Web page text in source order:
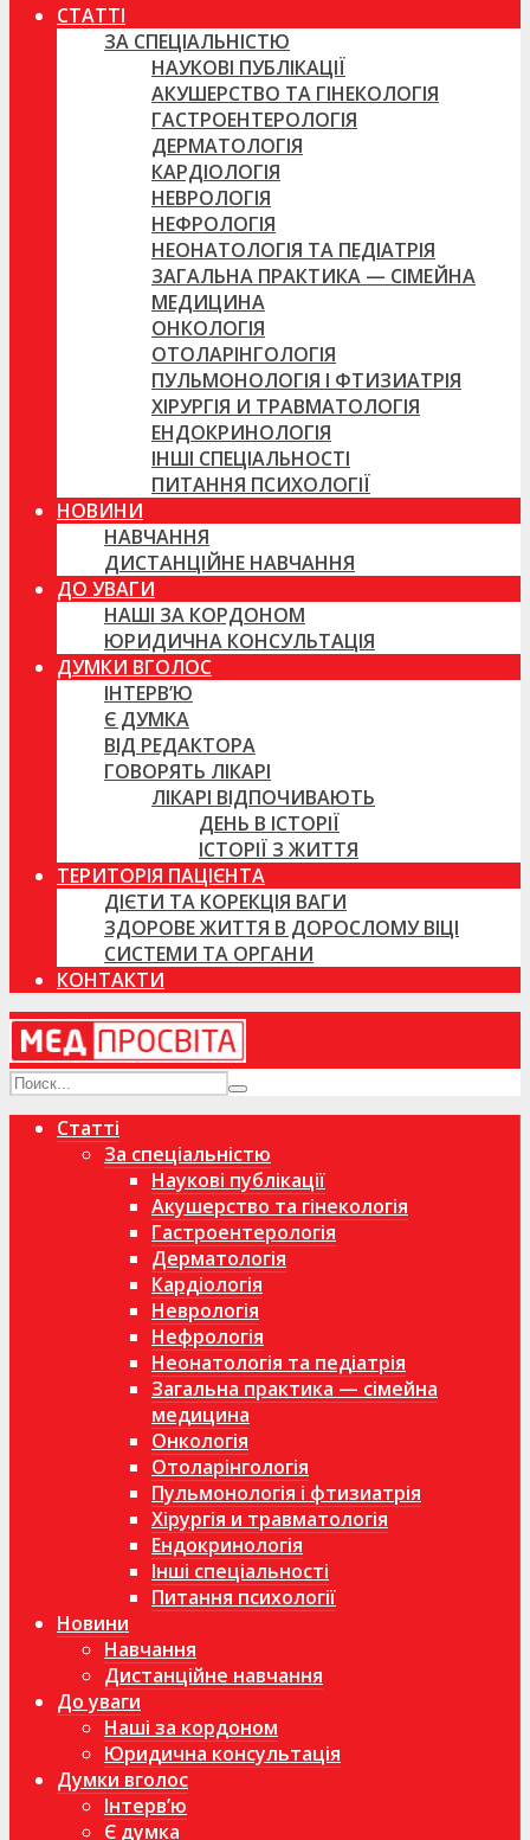
СТАТТІ
ЗА СПЕЦІАЛЬНІСТЮ
НАУКОВІ ПУБЛІКАЦІЇ
АКУШЕРСТВО ТА ГІНЕКОЛОГІЯ
ГАСТРОЕНТЕРОЛОГІЯ
ДЕРМАТОЛОГІЯ
КАРДІОЛОГІЯ
НЕВРОЛОГІЯ
НЕФРОЛОГІЯ
НЕОНАТОЛОГІЯ ТА ПЕДІАТРІЯ
ЗАГАЛЬНА ПРАКТИКА — СІМЕЙНА
МЕДИЦИНА
ОНКОЛОГІЯ
ОТОЛАРІНГОЛОГІЯ
ПУЛЬМОНОЛОГІЯ І ФТИЗИАТРІЯ
ХІРУРГІЯ И ТРАВМАТОЛОГІЯ
ЕНДОКРИНОЛОГІЯ
ІНШІ СПЕЦІАЛЬНОСТІ
ПИТАННЯ ПСИХОЛОГІЇ
НОВИНИ
НАВЧАННЯ
ДИСТАНЦІЙНЕ НАВЧАННЯ
ДО УВАГИ
НАШІ ЗА КОРДОНОМ
ЮРИДИЧНА КОНСУЛЬТАЦІЯ
ДУМКИ ВГОЛОС
ІНТЕРВ’Ю
Є ДУМКА
ВІД РЕДАКТОРА
ГОВОРЯТЬ ЛІКАРІ
ЛІКАРІ ВІДПОЧИВАЮТЬ
ДЕНЬ В ІСТОРІЇ
ІСТОРІЇ З ЖИТТЯ
ТЕРИТОРІЯ ПАЦІЄНТА
ДІЄТИ ТА КОРЕКЦІЯ ВАГИ
ЗДОРОВЕ ЖИТТЯ В ДОРОСЛОМУ ВІЦІ
СИСТЕМИ ТА ОРГАНИ
КОНТАКТИ
Статті
За спеціальністю
Наукові публікації
Акушерство та гінекологія
Гастроентерологія
Дерматологія
Кардіологія
Неврологія
Нефрологія
Неонатологія та педіатрія
Загальна практика — сімейна
медицина
Онкологія
Отоларінгологія
Пульмонологія і фтизиатрія
Хірургія и травматологія
Ендокринологія
Інші спеціальності
Питання психології
Новини
Навчання
Дистанційне навчання
До уваги
Наші за кордоном
Юридична консультація
Думки вголос
Інтерв’ю
Є думка